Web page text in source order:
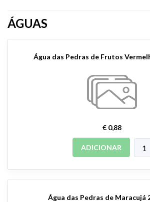
ÁGUAS
Água das Pedras de Frutos
€ 0,88
ADICIONAR
Água das Pedras de Maracujá